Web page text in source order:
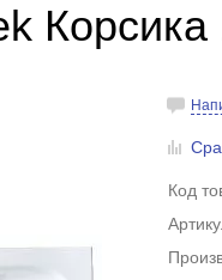
Корсика
Код